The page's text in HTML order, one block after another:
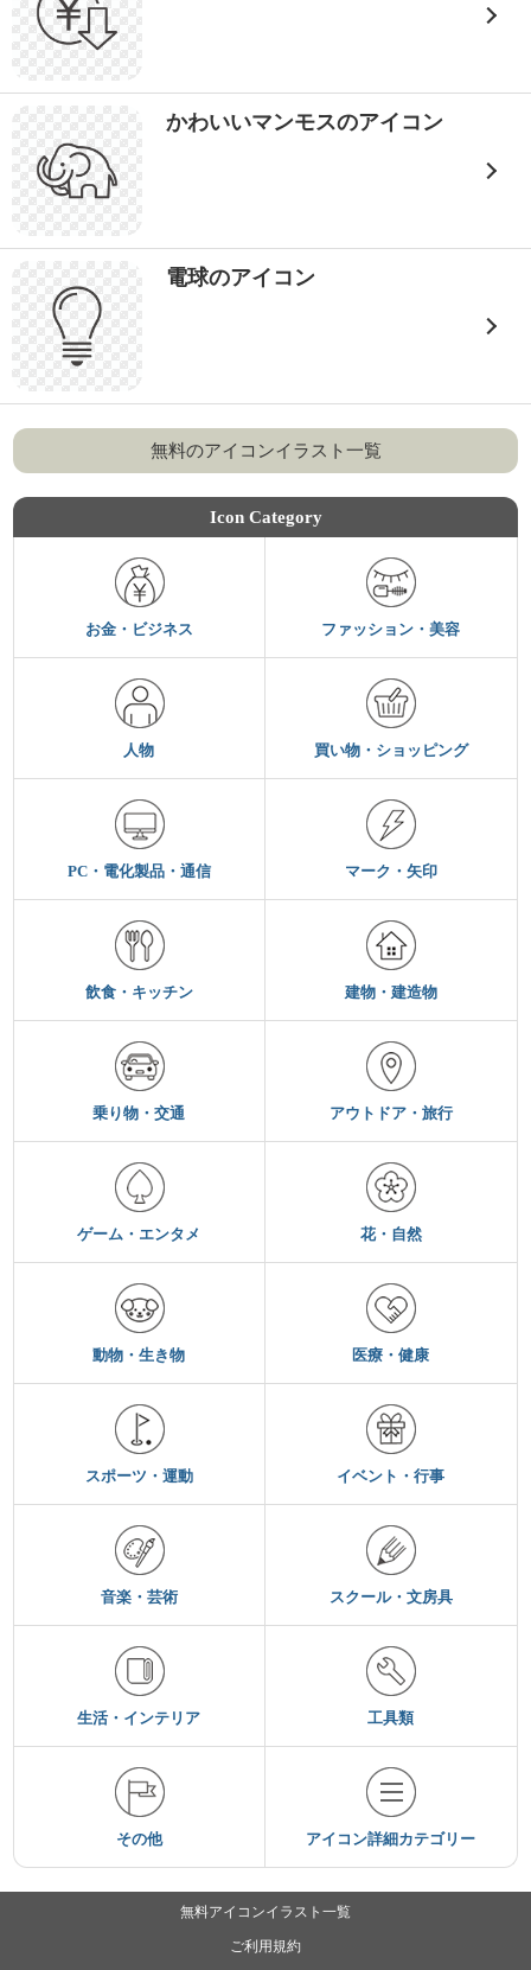
かわいいマンモスのアイコン
電球のアイコン
無料のアイコンイラスト一覧
Icon Category
お金・ビジネス ファッション・美容
人物 買い物・ショッピング
PC・電化製品・通信 マーク・矢印
飲食・キッチン 建物・建造物
乗り物・交通 アウトドア・旅行
ゲーム・エンタメ 花・自然
動物・生き物 医療・健康
スポーツ・運動 イベント・行事
音楽・芸術 スクール・文房具
生活・インテリア 工具類
その他 アイコン詳細カテゴリー
無料アイコンイラスト一覧
ご利用規約